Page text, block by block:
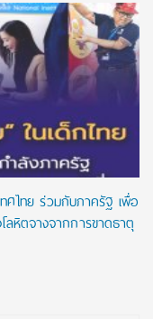
ทศไทย ร่วมกับภาครัฐ เพื่อ
ลหิตจางจากการขาดธาตุ